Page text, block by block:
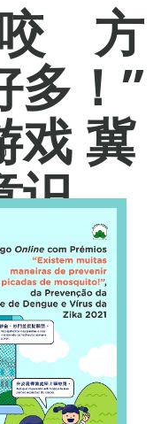
咬 方
多！”
戏 冀
识